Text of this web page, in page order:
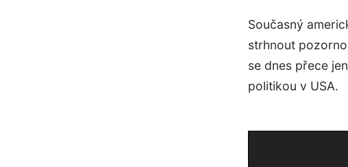
Současný
strhnout
se dnes přece
politikou v USA.